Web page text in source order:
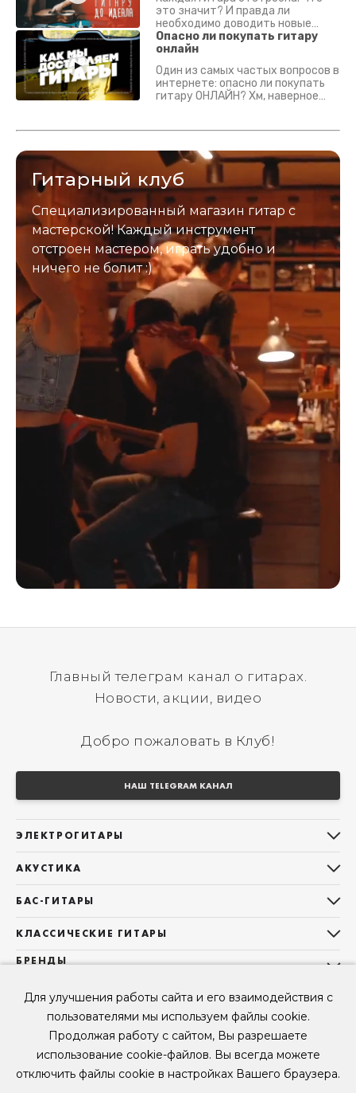
Для улучшения работы сайта и его взаимодействия с
пользователями мы используем файлы cookie.
Продолжая работу с сайтом, Вы разрешаете
использование cookie-файлов. Вы всегда можете
отключить файлы cookie в настройках Вашего браузера.
это значит? И правда ли
необходимо доводить новые
гитары? Если кратко - да.
Подробно - в видео :)
Опасно ли покупать гитару
онлайн
Один из самых частых вопросов в
интернете: опасно ли покупать
гитару ОНЛАЙН? Хм, наверное
застрахован. Случись что -
Гитарный клуб
Специализированный магазин гитар с
мастерской! Каждый инструмент
отстроен мастером, играть удобно и
ничего не болит :)
Главный телеграм канал о гитарах.
Новости, акции, видео
Добро пожаловать в Клуб!
НАШ TELEGRAM КАНАЛ
ЭЛЕКТРОГИТАРЫ
Telecaster
Les Paul
Superstrat
АКУСТИКА
Фолки (ОМ, 000, 00)
Гранд Аудиториум
Б/У, уцененные гитары
БАС-ГИТАРЫ
Precision Bass
Б/У, уцененные гитары
КЛАССИЧЕСКИЕ ГИТАРЫ
Все классические гитары
Б/У, уцененные гитары
БРЕНДЫ
Sigma Guitars
Enya Guitars
Fender
Gibson
Контакты
Мы в Telegram
Мы в ВК
Мы в YouTube